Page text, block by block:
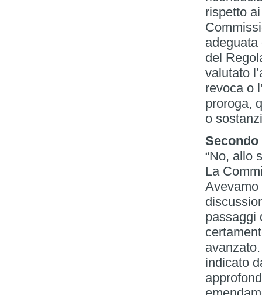
rispetto
del
valutato
revoca o
proroga,
o
“No, allo
La
Avevamo
passaggi
indicato